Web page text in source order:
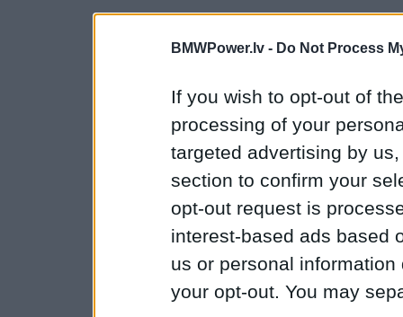
BMWPower.lv - Do Not Process
If you wish to opt-out of
processing of your
targeted advertising by
section to confirm your
opt-out request is
interest-based ads based
us or personal
your opt-out. You may